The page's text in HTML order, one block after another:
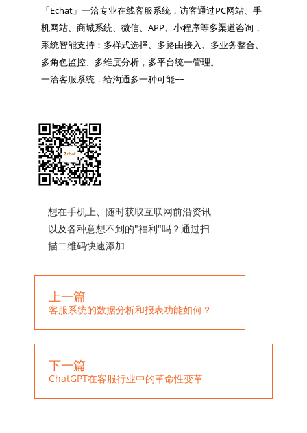
「Echat」一洽专业在线客服系统，访客通过PC网站、手
机网站、商城系统、微信、APP、小程序等多渠道咨询，
系统智能支持：多样式选择、多路由接入、多业务整合、
多角色监控、多维度分析，多平台统一管理。
一洽客服系统，给沟通多一种可能~~
想在手机上、随时获取互联网前沿资讯
以及各种意想不到的"福利"吗？通过扫
描二维码快速添加
上一篇
客服系统的数据分析和报表功能如何？
下一篇
ChatGPT在客服行业中的革命性变革